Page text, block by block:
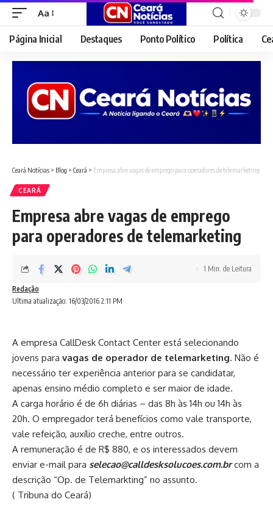
Font
Resizer
Aa
Página Inicial Destaques Ponto Político Política
Ceará Notícias > Blog > Ceará > Empresa abre vagas de emprego para operadores de telemarketing
CEARÁ
Empresa abre vagas de emprego
para operadores de telemarketing
Ultima atualização: 16/03/2016 2:11 PM
Redação
1 Min. de Leitura
A empresa CallDesk Contact Center está selecionando
jovens para vagas de operador de telemarketing. Não é
necessário ter experiência anterior para se candidatar,
apenas ensino médio completo e ser maior de idade.
A carga horário é de 6h diárias – das 8h às 14h ou 14h às
20h. O empregador terá benefícios como vale transporte,
vale refeição, auxílio creche, entre outros.
A remuneração é de R$ 880, e os interessados devem
enviar e-mail para selecao@calldesksolucoes.com.br com a
descrição “Op. de Telemarkting” no assunto.
( Tribuna do Ceará)